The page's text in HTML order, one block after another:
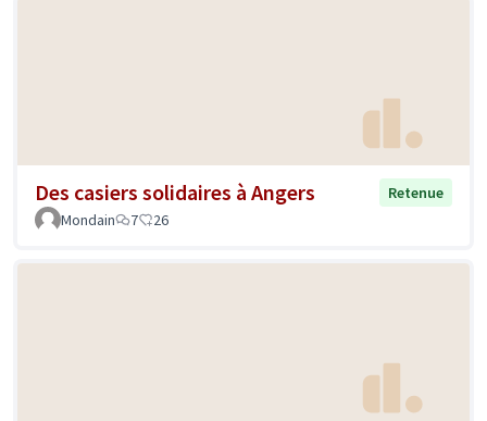
Des casiers solidaires à Angers
Retenue
Mondain
7 26